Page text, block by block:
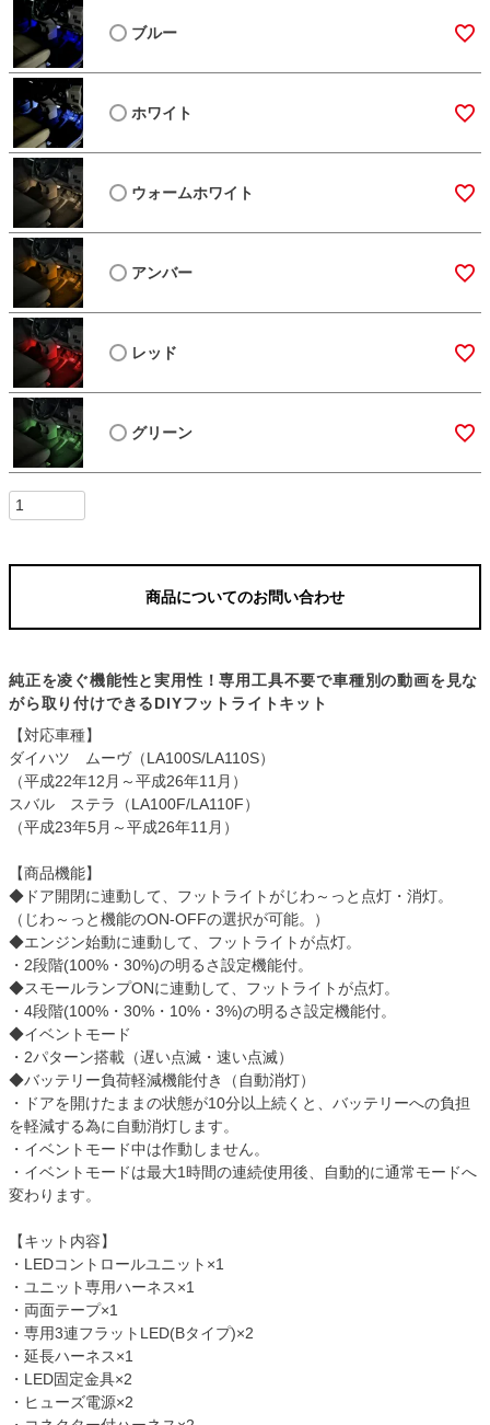
ブルー
ホワイト
ウォームホワイト
アンバー
レッド
グリーン
商品についてのお問い合わせ
純正を凌ぐ機能性と実用性！専用工具不要で車種別の動画を見な
がら取り付けできるDIYフットライトキット
【対応車種】
ダイハツ ムーヴ（LA100S/LA110S）
（平成22年12月～平成26年11月）
スバル ステラ（LA100F/LA110F）
（平成23年5月～平成26年11月）
【商品機能】
◆ドア開閉に連動して、フットライトがじわ～っと点灯・消灯。
（じわ～っと機能のON-OFFの選択が可能。）
◆エンジン始動に連動して、フットライトが点灯。
・2段階(100%・30%)の明るさ設定機能付。
◆スモールランプONに連動して、フットライトが点灯。
・4段階(100%・30%・10%・3%)の明るさ設定機能付。
◆イベントモード
・2パターン搭載（遅い点滅・速い点滅）
◆バッテリー負荷軽減機能付き（自動消灯）
・ドアを開けたままの状態が10分以上続くと、バッテリーへの負担
を軽減する為に自動消灯します。
・イベントモード中は作動しません。
・イベントモードは最大1時間の連続使用後、自動的に通常モードへ
変わります。
【キット内容】
・LEDコントロールユニット×1
・ユニット専用ハーネス×1
・両面テープ×1
・専用3連フラットLED(Bタイプ)×2
・延長ハーネス×1
・LED固定金具×2
・ヒューズ電源×2